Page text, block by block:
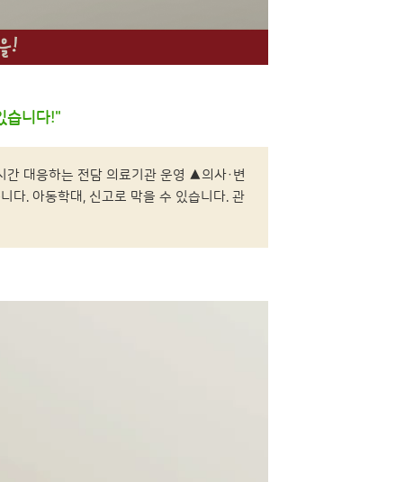
습니다!"
대응하는 전담 의료기관 운영 ▲의사·변
다. 아동학대, 신고로 막을 수 있습니다. 관